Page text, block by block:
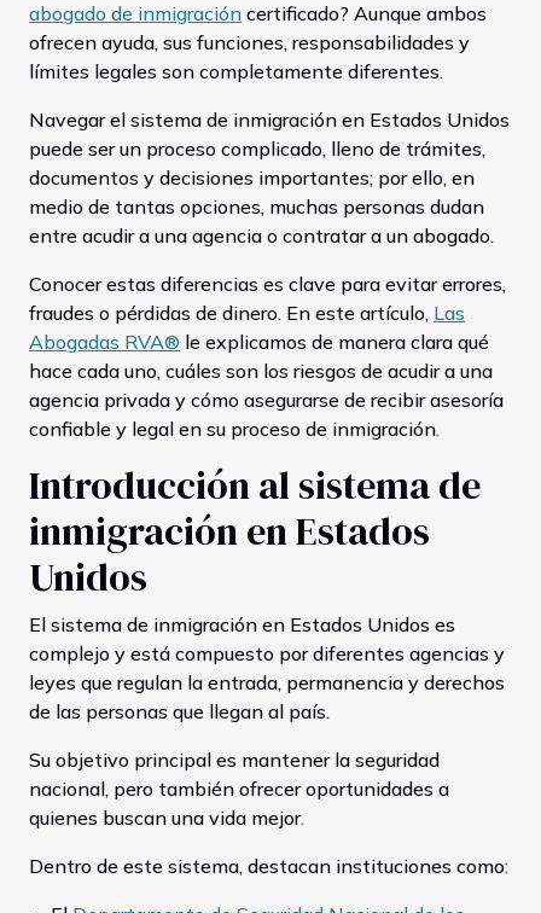
abogado de inmigración certificado? Aunque ambos
ofrecen ayuda, sus funciones, responsabilidades y
límites legales son completamente diferentes.
Navegar el sistema de inmigración en Estados Unidos
puede ser un proceso complicado, lleno de trámites,
documentos y decisiones importantes; por ello, en
medio de tantas opciones, muchas personas dudan
entre acudir a una agencia o contratar a un abogado.
Conocer estas diferencias es clave para evitar errores,
fraudes o pérdidas de dinero. En este artículo, Las
Abogadas RVA® le explicamos de manera clara qué
hace cada uno, cuáles son los riesgos de acudir a una
agencia privada y cómo asegurarse de recibir asesoría
confiable y legal en su proceso de inmigración.
Introducción al sistema de
inmigración en Estados
Unidos
El sistema de inmigración en Estados Unidos es
complejo y está compuesto por diferentes agencias y
leyes que regulan la entrada, permanencia y derechos
de las personas que llegan al país.
Su objetivo principal es mantener la seguridad
nacional, pero también ofrecer oportunidades a
quienes buscan una vida mejor.
Dentro de este sistema, destacan instituciones como: